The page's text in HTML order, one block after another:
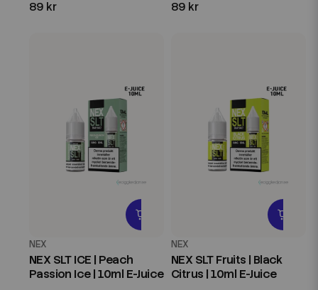
89 kr
89 kr
NEX
NEX SLT ICE | Peach
Passion Ice | 10ml E-Juice
NEX
NEX SLT Fruits | Black
Citrus | 10ml E-Juice